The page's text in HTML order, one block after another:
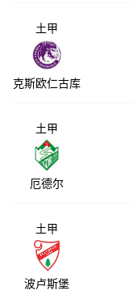
土甲
克斯欧仁古库
土甲
厄德尔
土甲
波卢斯堡